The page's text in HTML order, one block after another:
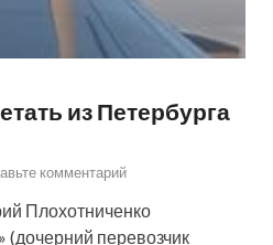
из Петербурга
комментарий
Плохотниченко
(дочерний перевозчик